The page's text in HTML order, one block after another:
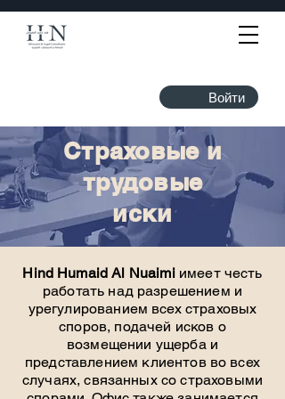
Войти
Страховые и
трудовые
иски
Hind Humaid Al Nuaimiимеет честь
работать над разрешением и
урегулированием всех страховых
споров, подачей исков о
возмещении ущерба и
представлением клиентов во всех
случаях, связанных со страховыми